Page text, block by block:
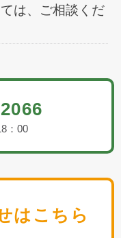
は、ご相談くだ
：00
はこちら